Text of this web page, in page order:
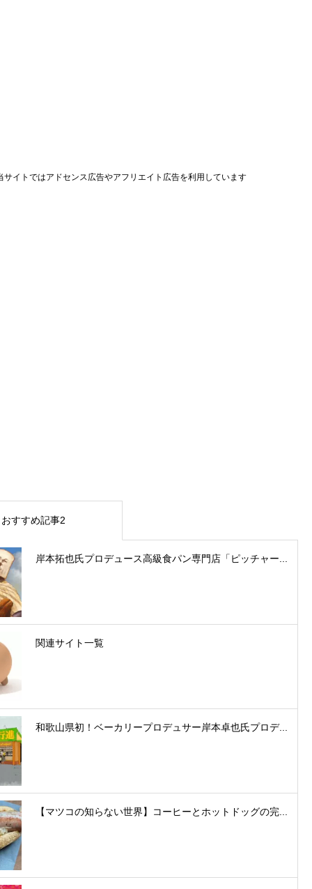
サイトではアドセンス広告やアフリエイト広告を利用しています
おすすめ記事2
岸本拓也氏プロデュース高級食パン専門店「ピッチャー...
関連サイト一覧
和歌山県初！ベーカリープロデュサー岸本卓也氏プロデ...
【マツコの知らない世界】コーヒーとホットドッグの完...